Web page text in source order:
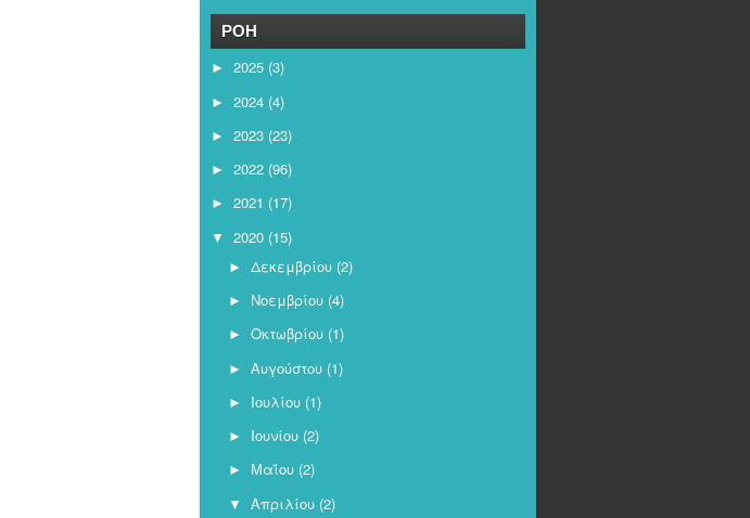
ΡΟΗ
► 2025 (3)
► 2024 (4)
► 2023 (23)
► 2022 (96)
► 2021 (17)
▼ 2020 (15)
► Δεκεμβρίου (2)
► Νοεμβρίου (4)
► Οκτωβρίου (1)
► Αυγούστου (1)
► Ιουλίου (1)
► Ιουνίου (2)
► Μαΐου (2)
▼ Απριλίου (2)